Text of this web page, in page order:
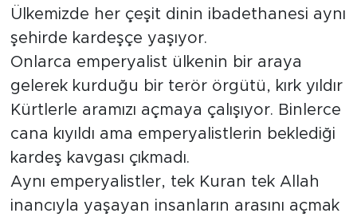
Ülkemizde her çeşit dinin ibadethanesi aynı
şehirde kardeşçe yaşıyor.
Onlarca emperyalist ülkenin bir araya
gelerek kurduğu bir terör örgütü, kırk yıldır
Kürtlerle aramızı açmaya çalışıyor. Binlerce
cana kıyıldı ama emperyalistlerin beklediği
kardeş kavgası çıkmadı.
Aynı emperyalistler, tek Kuran tek Allah
inancıyla yaşayan insanların arasını açmak